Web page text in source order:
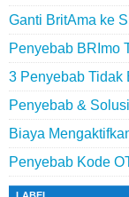
Ganti BritAma ke
Penyebab BRImo
3 Penyebab Tidak
Penyebab &
Biaya
Penyebab Kode